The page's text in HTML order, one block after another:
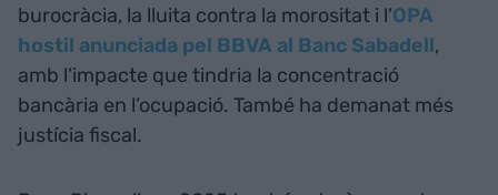
burocràcia, la lluita contra la morositat i l’OPA
hostil anunciada pel BBVA al Banc Sabadell,
amb l’impacte que tindria la concentració
bancària en l’ocupació. També ha demanat més
justícia fiscal.